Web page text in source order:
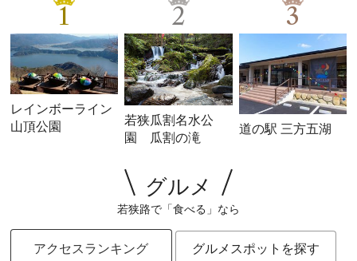
1
レインボーライン
山頂公園
2
若狭瓜割名水公
園 瓜割の滝
3
道の駅 三方五湖
グルメ
若狭路で「食べる」なら
アクセスランキング グルメスポットを探す